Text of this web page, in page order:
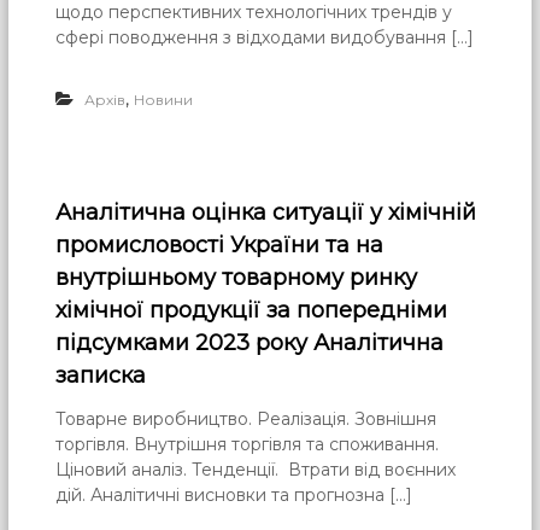
щодо перспективних технологічних трендів у
сфері поводження з відходами видобування […]
Архів, Новини
Аналітична оцінка ситуації у хімічній
промисловості України та на
внутрішньому товарному ринку
хімічної продукції за попередніми
підсумками 2023 року Аналітична
записка
Товарне виробництво. Реалізація. Зовнішня
торгівля. Внутрішня торгівля та споживання.
Ціновий аналіз. Тенденції. Втрати від воєнних
дій. Аналітичні висновки та прогнозна […]